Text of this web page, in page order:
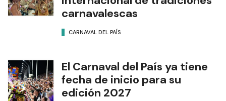
carnavalescas
CARNAVAL DEL PAÍS
El Carnaval del País ya tiene
fecha de inicio para su
edición 2027